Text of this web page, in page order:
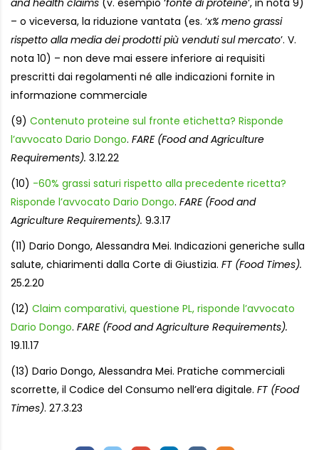
– o viceversa, la riduzione vantata (es. ‘x% meno grassi
rispetto alla media dei prodotti più venduti sul mercato’. V.
nota 10) – non deve mai essere inferiore ai requisiti
prescritti dai regolamenti né alle indicazioni fornite in
informazione commerciale
(9) Contenuto proteine sul fronte etichetta? Risponde
l’avvocato Dario Dongo. FARE (Food and Agriculture
Requirements). 3.12.22
(10) -60% grassi saturi rispetto alla precedente ricetta?
Risponde l’avvocato Dario Dongo. FARE (Food and
Agriculture Requirements). 9.3.17
(11) Dario Dongo, Alessandra Mei. Indicazioni generiche sulla
salute, chiarimenti dalla Corte di Giustizia. FT (Food Times).
25.2.20
(12) Claim comparativi, questione PL, risponde l’avvocato
Dario Dongo. FARE (Food and Agriculture Requirements).
19.11.17
(13) Dario Dongo, Alessandra Mei. Pratiche commerciali
scorrette, il Codice del Consumo nell’era digitale. FT (Food
Times). 27.3.23